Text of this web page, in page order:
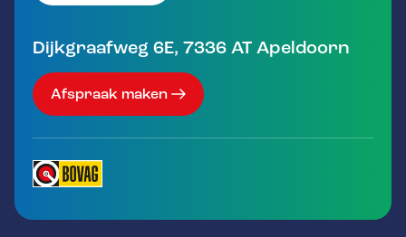
Dijkgraafweg 6E, 7336 AT Apeldoorn
Afspraak maken